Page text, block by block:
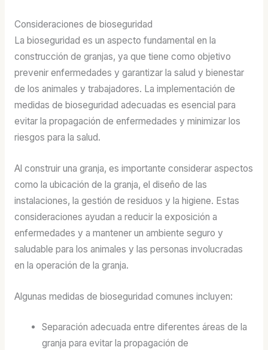
Consideraciones de bioseguridad
La bioseguridad es un aspecto fundamental en la
construcción de granjas, ya que tiene como objetivo
prevenir enfermedades y garantizar la salud y bienestar
de los animales y trabajadores. La implementación de
medidas de bioseguridad adecuadas es esencial para
evitar la propagación de enfermedades y minimizar los
riesgos para la salud.
Al construir una granja, es importante considerar aspectos
como la ubicación de la granja, el diseño de las
instalaciones, la gestión de residuos y la higiene. Estas
consideraciones ayudan a reducir la exposición a
enfermedades y a mantener un ambiente seguro y
saludable para los animales y las personas involucradas
en la operación de la granja.
Algunas medidas de bioseguridad comunes incluyen:
Separación adecuada entre diferentes áreas de la
granja para evitar la propagación de